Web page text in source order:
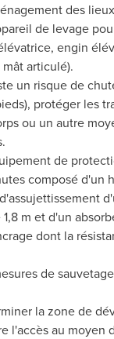
des
de levage
engin
articulé).
un risque de
protéger les
ou un autre
de
composé d'un
1,8 m et d'un
dont la
de
la zone de
l'accès au moyen